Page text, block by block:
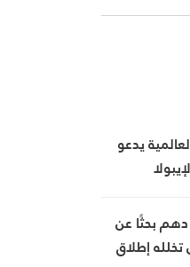
يدعو
بحثًا عن
إطلاق